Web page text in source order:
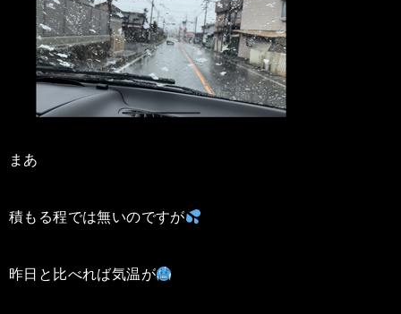
まあ
積もる程では無いのですが
昨日と比べれば気温が